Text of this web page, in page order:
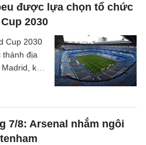
được lựa chọn tổ chức
2030
Cup 2030
thánh địa
kết
7/8: Arsenal nhắm ngôi